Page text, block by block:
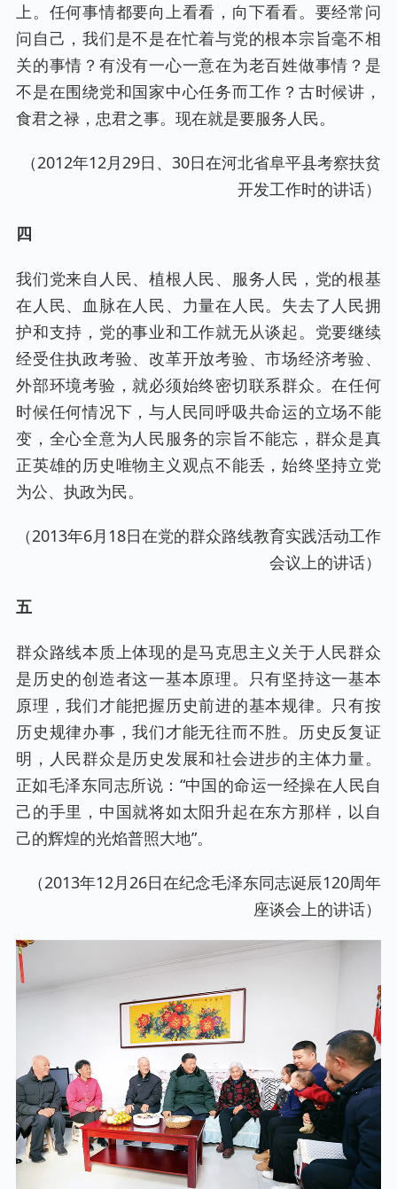
上。任何事情都要向上看看，向下看看。要经常问
问自己，我们是不是在忙着与党的根本宗旨毫不相
关的事情？有没有一心一意在为老百姓做事情？是
不是在围绕党和国家中心任务而工作？古时候讲，
食君之禄，忠君之事。现在就是要服务人民。
（2012年12月29日、30日在河北省阜平县考察扶贫
开发工作时的讲话）
四
我们党来自人民、植根人民、服务人民，党的根基
在人民、血脉在人民、力量在人民。失去了人民拥
护和支持，党的事业和工作就无从谈起。党要继续
经受住执政考验、改革开放考验、市场经济考验、
外部环境考验，就必须始终密切联系群众。在任何
时候任何情况下，与人民同呼吸共命运的立场不能
变，全心全意为人民服务的宗旨不能忘，群众是真
正英雄的历史唯物主义观点不能丢，始终坚持立党
为公、执政为民。
（2013年6月18日在党的群众路线教育实践活动工作
会议上的讲话）
五
群众路线本质上体现的是马克思主义关于人民群众
是历史的创造者这一基本原理。只有坚持这一基本
原理，我们才能把握历史前进的基本规律。只有按
历史规律办事，我们才能无往而不胜。历史反复证
明，人民群众是历史发展和社会进步的主体力量。
正如毛泽东同志所说：“中国的命运一经操在人民自
己的手里，中国就将如太阳升起在东方那样，以自
己的辉煌的光焰普照大地”。
（2013年12月26日在纪念毛泽东同志诞辰120周年
座谈会上的讲话）